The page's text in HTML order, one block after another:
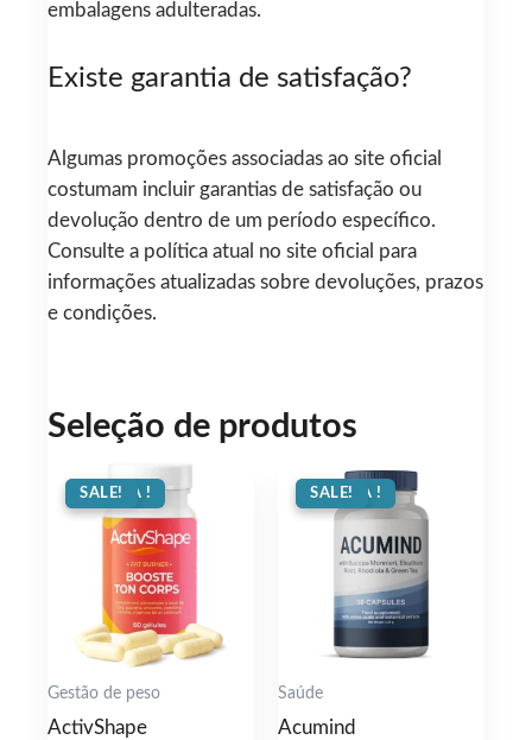
embalagens adulteradas.
Existe garantia de satisfação?
Algumas promoções associadas ao site oficial
costumam incluir garantias de satisfação ou
devolução dentro de um período específico.
Consulte a política atual no site oficial para
informações atualizadas sobre devoluções, prazos
e condições.
Seleção de produtos
OFERTA !
SALE!
Gestão de peso
ActivShape
OFERTA !
SALE!
Saúde
Acumind